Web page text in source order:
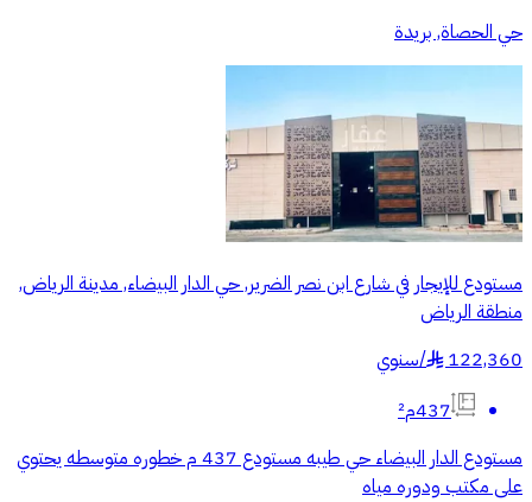
حي الحصاة, بريدة
مستودع للإيجار في شارع ابن نصر الضرير, حي الدار البيضاء, مدينة الرياض,
منطقة الرياض
122,360
§
/سنوي
437م²
مستودع الدار البيضاء حي طيبه مستودع 437 م خطوره متوسطه يحتوي
على مكتب ودوره مياه